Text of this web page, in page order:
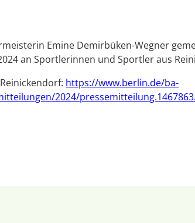
Emine Demirbüken-Wegner
an Sportlerinnen und Sportler aus
https://www.berlin.de/ba-
2024/